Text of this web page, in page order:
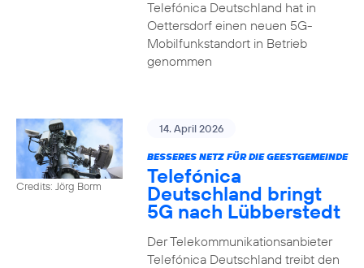
Telefónica Deutschland hat in
Oettersdorf einen neuen 5G-
Mobilfunkstandort in Betrieb
genommen
Credits: Jörg Borm
14. April 2026
BESSERES NETZ FÜR DIE GEESTGEMEINDE
Telefónica
Deutschland bringt
5G nach Lübberstedt
Der Telekommunikationsanbieter
Telefónica Deutschland treibt den